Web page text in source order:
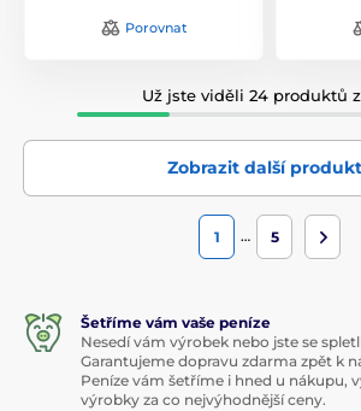
Porovnat
Už jste viděli 24 produktů z
Zobrazit další
1 … 5
Šetříme vám vaše peníze
Nesedí vám výrobek nebo jste se
Garantujeme dopravu zdarma zpět k
Peníze vám šetříme i hned u nákupu,
výrobky za co nejvýhodnější ceny.